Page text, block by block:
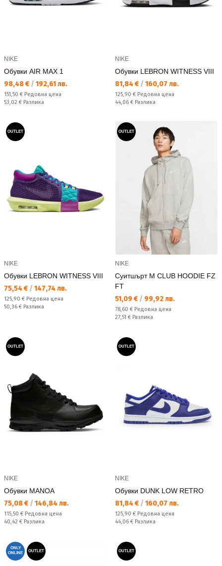
NIKE
Обувки AIR MAX 1
Текуща цена:
98,48 € / 192,61 лв.
Редовна цена:
151,50 € Редовна цена
Спестявате:
53,02 € Разлика
NIKE
Обувки LEBRON WITNESS VIII
Текуща цена:
81,84 € / 160,07 лв.
Редовна цена:
125,90 € Редовна цена
Спестявате:
44,06 € Разлика
OUTLET
NIKE
Обувки LEBRON WITNESS VIII
Текуща цена:
75,54 € / 147,74 лв.
Редовна цена:
125,90 € Редовна цена
Спестявате:
50,36 € Разлика
OUTLET
NIKE
Суитшърт M CLUB HOODIE FZ
FT
Текуща цена:
51,09 € / 99,92 лв.
Редовна цена:
78,60 € Редовна цена
Спестявате:
27,51 € Разлика
OUTLET
NIKE
Обувки MANOA
Текуща цена:
75,08 € / 146,84 лв.
Редовна цена:
115,50 € Редовна цена
Спестявате:
40,42 € Разлика
OUTLET
NIKE
Обувки DUNK LOW RETRO
Текуща цена:
81,84 € / 160,07 лв.
Редовна цена:
125,90 € Редовна цена
Спестявате:
44,06 € Разлика
ONLY
ONLINE
OUTLET OUTLET